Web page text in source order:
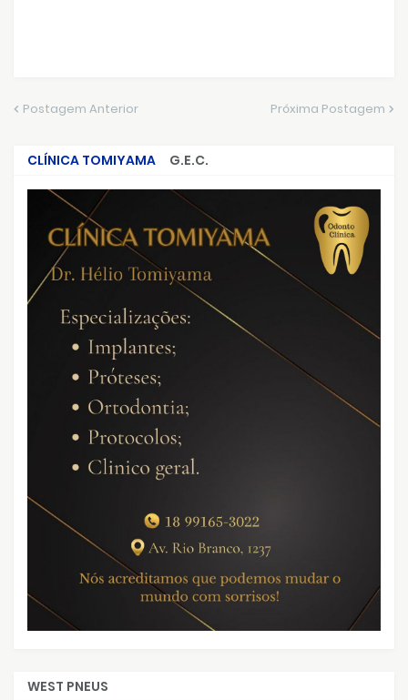
Postagem Anterior Próxima Postagem
CLÍNICA TOMIYAMA
G.E.C.
CRIMES QUE ABALARAM O BRASIL
WEST PNEUS